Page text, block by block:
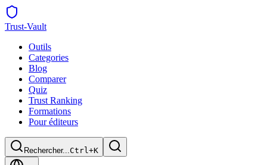
Trust-Vault
Outils
Categories
Blog
Comparer
Quiz
Trust Ranking
Formations
Pour éditeurs
Rechercher...Ctrl+K